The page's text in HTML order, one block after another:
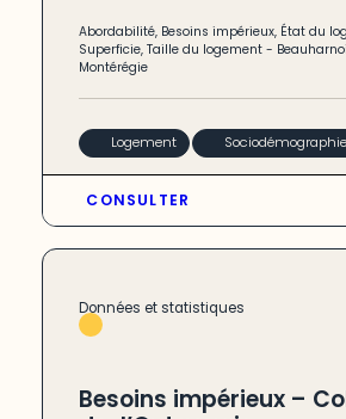
Abordabilité, Besoins impérieux, État du
Superficie,Taille du logement -
Montérégie
Logement Sociodémographie
CONSULTER
Données et statistiques
Besoins impérieux –